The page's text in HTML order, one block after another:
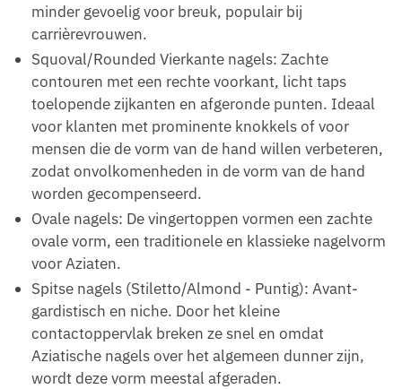
minder gevoelig voor breuk, populair bij
carrièrevrouwen.
Squoval/Rounded Vierkante nagels: Zachte
contouren met een rechte voorkant, licht taps
toelopende zijkanten en afgeronde punten. Ideaal
voor klanten met prominente knokkels of voor
mensen die de vorm van de hand willen verbeteren,
zodat onvolkomenheden in de vorm van de hand
worden gecompenseerd.
Ovale nagels: De vingertoppen vormen een zachte
ovale vorm, een traditionele en klassieke nagelvorm
voor Aziaten.
Spitse nagels (Stiletto/Almond - Puntig): Avant-
gardistisch en niche. Door het kleine
contactoppervlak breken ze snel en omdat
Aziatische nagels over het algemeen dunner zijn,
wordt deze vorm meestal afgeraden.